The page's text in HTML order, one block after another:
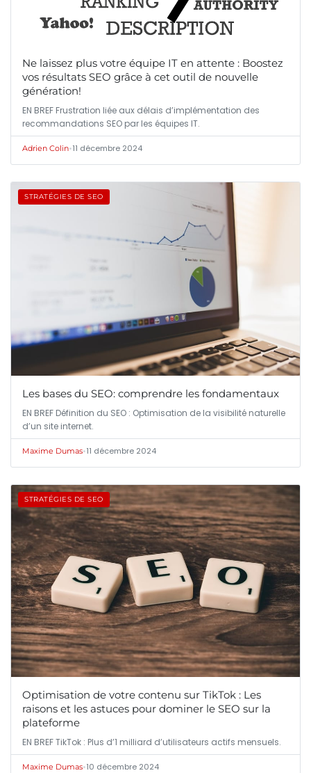
Ne laissez plus votre équipe IT en attente : Boostez
vos résultats SEO grâce à cet outil de nouvelle
génération!
EN BREF Frustration liée aux délais d’implémentation des
recommandations SEO par les équipes IT.
Adrien Colin•11 décembre 2024
STRATÉGIES DE SEO
Les bases du SEO: comprendre les fondamentaux
EN BREF Définition du SEO : Optimisation de la visibilité naturelle
d’un site internet.
Maxime Dumas•11 décembre 2024
STRATÉGIES DE SEO
Optimisation de votre contenu sur TikTok : Les
raisons et les astuces pour dominer le SEO sur la
plateforme
EN BREF TikTok : Plus d’1 milliard d’utilisateurs actifs mensuels.
Maxime Dumas•10 décembre 2024